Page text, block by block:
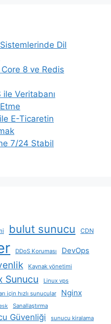
Dil
8 ve Redis
ile Veritabanı
E-Ticaretin
7/24 Stabil
bulut sunucu CDN
DDoS Koruması DevOps
Kaynak yönetimi
Sunucu Linux vps
için hızlı sunucular Nginx
Sanallaştırma
Güvenliği sunucu kiralama